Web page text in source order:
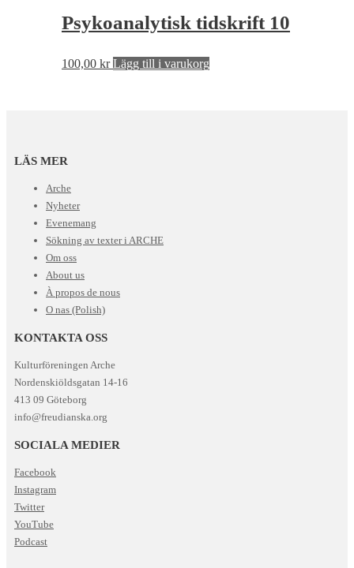
Psykoanalytisk tidskrift 10
100,00 kr Lägg till i varukorg
LÄS MER
Arche
Nyheter
Evenemang
Sökning av texter i ARCHE
Om oss
About us
À propos de nous
O nas (Polish)
KONTAKTA OSS
Kulturföreningen Arche
Nordenskiöldsgatan 14-16
413 09 Göteborg
info@freudianska.org
SOCIALA MEDIER
Facebook
Instagram
Twitter
YouTube
Podcast